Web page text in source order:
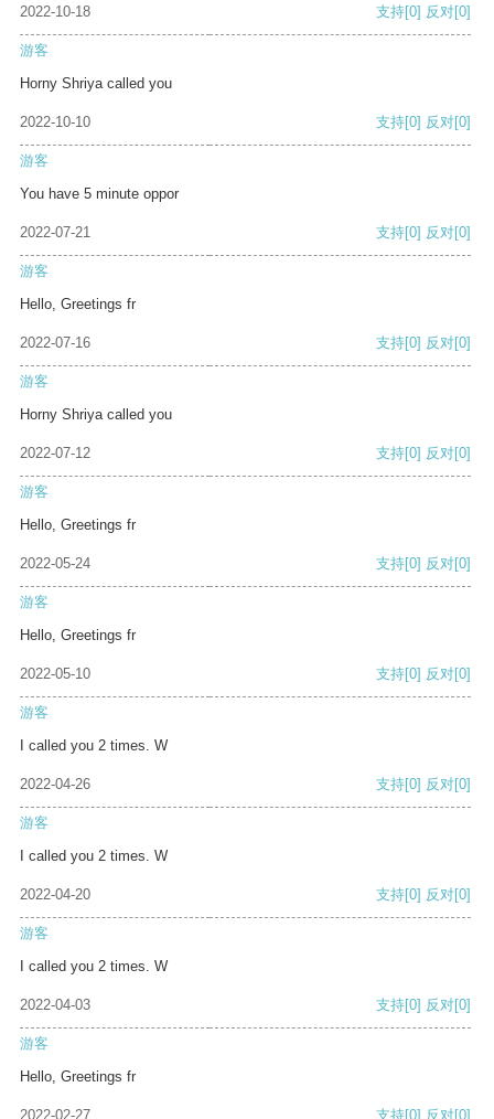
2022-10-18 支持[0] 反对[0]
游客
Horny Shriya called you
2022-10-10 支持[0] 反对[0]
游客
You have 5 minute oppor
2022-07-21 支持[0] 反对[0]
游客
Hello, Greetings fr
2022-07-16 支持[0] 反对[0]
游客
Horny Shriya called you
2022-07-12 支持[0] 反对[0]
游客
Hello, Greetings fr
2022-05-24 支持[0] 反对[0]
游客
Hello, Greetings fr
2022-05-10 支持[0] 反对[0]
游客
I called you 2 times. W
2022-04-26 支持[0] 反对[0]
游客
I called you 2 times. W
2022-04-20 支持[0] 反对[0]
游客
I called you 2 times. W
2022-04-03 支持[0] 反对[0]
游客
Hello, Greetings fr
2022-02-27 支持[0] 反对[0]